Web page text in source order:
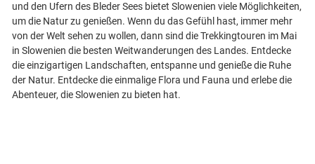
und den Ufern des Bleder Sees bietet Slowenien viele Möglichkeiten,
um die Natur zu genießen. Wenn du das Gefühl hast, immer mehr
von der Welt sehen zu wollen, dann sind die Trekkingtouren im Mai
in Slowenien die besten Weitwanderungen des Landes. Entdecke
die einzigartigen Landschaften, entspanne und genieße die Ruhe
der Natur. Entdecke die einmalige Flora und Fauna und erlebe die